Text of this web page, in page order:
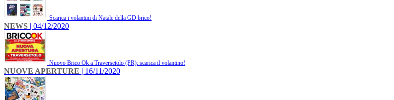
Scarica i volantini di Natale della GD brico!
NEWS | 04/12/2020
Nuovo Brico Ok a Traversetolo (PR): scarica il volantino!
NUOVE APERTURE | 16/11/2020